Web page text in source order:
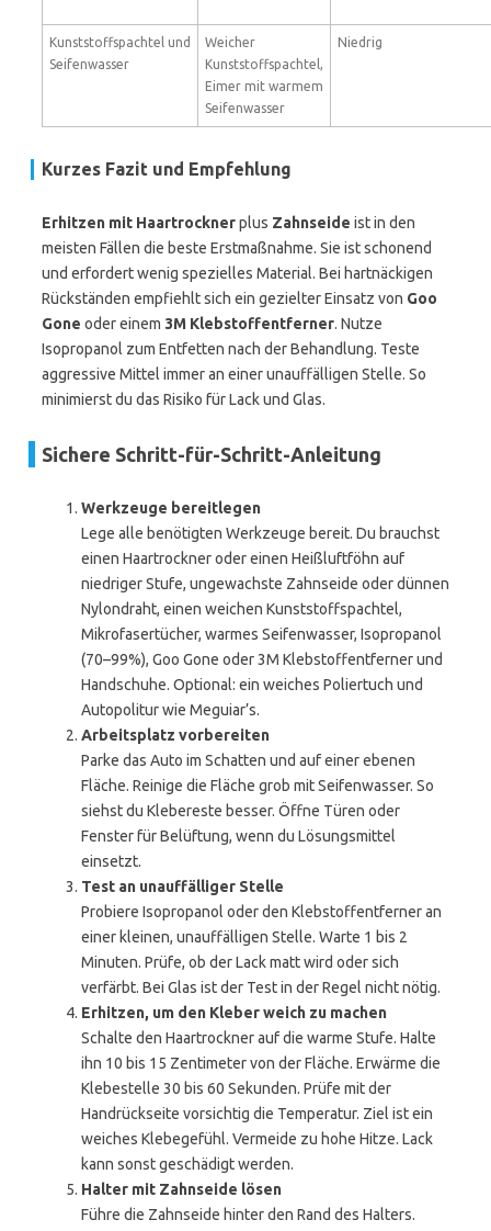
Kunststoffspachtel und
Seifenwasser
Weicher
Kunststoffspachtel,
Eimer mit warmem
Seifenwasser
Niedrig
Kurzes Fazit und Empfehlung
Erhitzen mit Haartrocknerplus Zahnseide ist in den
meisten Fällen die beste Erstmaßnahme. Sie ist schonend
und erfordert wenig spezielles Material. Bei hartnäckigen
Rückständen empfiehlt sich ein gezielter Einsatz von Goo
Gone oder einem 3M Klebstoffentferner. Nutze
Isopropanol zum Entfetten nach der Behandlung. Teste
aggressive Mittel immer an einer unauffälligen Stelle. So
minimierst du das Risiko für Lack und Glas.
Sichere Schritt-für-Schritt-Anleitung
Werkzeuge bereitlegen
Lege alle benötigten Werkzeuge bereit. Du brauchst
einen Haartrockner oder einen Heißluftföhn auf
niedriger Stufe, ungewachste Zahnseide oder dünnen
Nylondraht, einen weichen Kunststoffspachtel,
Mikrofasertücher, warmes Seifenwasser, Isopropanol
(70–99%), Goo Gone oder 3M Klebstoffentferner und
Handschuhe. Optional: ein weiches Poliertuch und
Autopolitur wie Meguiar’s.
Arbeitsplatz vorbereiten
Parke das Auto im Schatten und auf einer ebenen
Fläche. Reinige die Fläche grob mit Seifenwasser. So
siehst du Klebereste besser. Öffne Türen oder
Fenster für Belüftung, wenn du Lösungsmittel
einsetzt.
Test an unauffälliger Stelle
Probiere Isopropanol oder den Klebstoffentferner an
einer kleinen, unauffälligen Stelle. Warte 1 bis 2
Minuten. Prüfe, ob der Lack matt wird oder sich
verfärbt. Bei Glas ist der Test in der Regel nicht nötig.
Erhitzen, um den Kleber weich zu machen
Schalte den Haartrockner auf die warme Stufe. Halte
ihn 10 bis 15 Zentimeter von der Fläche. Erwärme die
Klebestelle 30 bis 60 Sekunden. Prüfe mit der
Handrückseite vorsichtig die Temperatur. Ziel ist ein
weiches Klebegefühl. Vermeide zu hohe Hitze. Lack
kann sonst geschädigt werden.
Halter mit Zahnseide lösen
Führe die Zahnseide hinter den Rand des Halters.